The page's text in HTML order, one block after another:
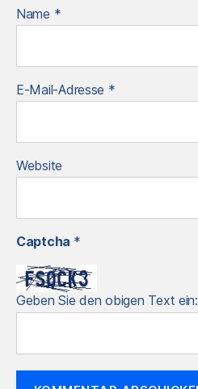
Name *
E-Mail-Adresse *
Website
Captcha *
Geben Sie den obigen Text ein: